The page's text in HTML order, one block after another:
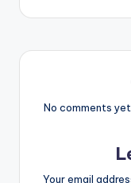
No comments
Your email